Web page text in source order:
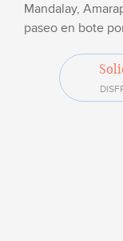
Mandalay,
paseo en bote